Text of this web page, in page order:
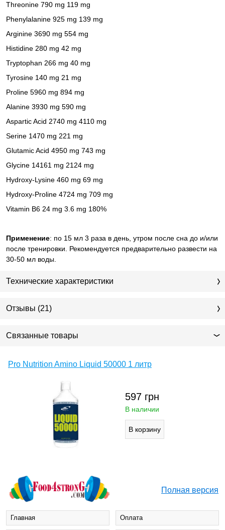
Threonine 790 mg 119 mg
Phenylalanine 925 mg 139 mg
Arginine 3690 mg 554 mg
Histidine 280 mg 42 mg
Tryptophan 266 mg 40 mg
Tyrosine 140 mg 21 mg
Proline 5960 mg 894 mg
Alanine 3930 mg 590 mg
Aspartic Acid 2740 mg 4110 mg
Serine 1470 mg 221 mg
Glutamic Acid 4950 mg 743 mg
Glycine 14161 mg 2124 mg
Hydroxy-Lysine 460 mg 69 mg
Hydroxy-Proline 4724 mg 709 mg
Vitamin B6 24 mg 3.6 mg 180%
Применение: по 15 мл 3 раза в день, утром после сна до и/или
после тренировки. Рекомендуется предварительно развести на
30-50 мл воды.
Технические характеристики
Отзывы (21)
Связанные товары
Pro Nutrition Amino Liquid 50000 1 литр
597 грн
В наличии
Полная версия
Главная Оплата